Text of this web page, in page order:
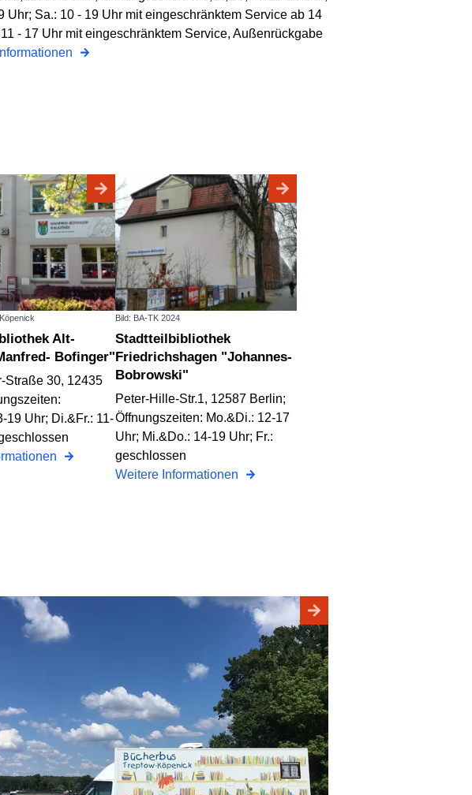
Uhr; Sa.: 10 - 19 Uhr mit eingeschränktem Service ab 14
- 17 Uhr mit eingeschränktem Service, Außenrückgabe
Bofinger"
Straße 30, 12435
19 Uhr; Di.&Fr.: 11-
Bild: BA-TK 2024
Stadtteilbibliothek
Friedrichshagen "Johannes-
Bobrowski"
Peter-Hille-Str.1, 12587 Berlin;
Öffnungszeiten: Mo.&Di.: 12-17
Uhr; Mi.&Do.: 14-19 Uhr; Fr.:
geschlossen
Weitere Informationen